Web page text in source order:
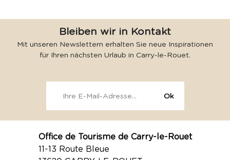
Bleiben wir in Kontakt
Mit unseren Newslettern erhalten Sie neue Inspirationen
für Ihren nächsten Urlaub in Carry-le-Rouet.
Office de Tourisme de Carry-le-Rouet
11-13 Route Bleue